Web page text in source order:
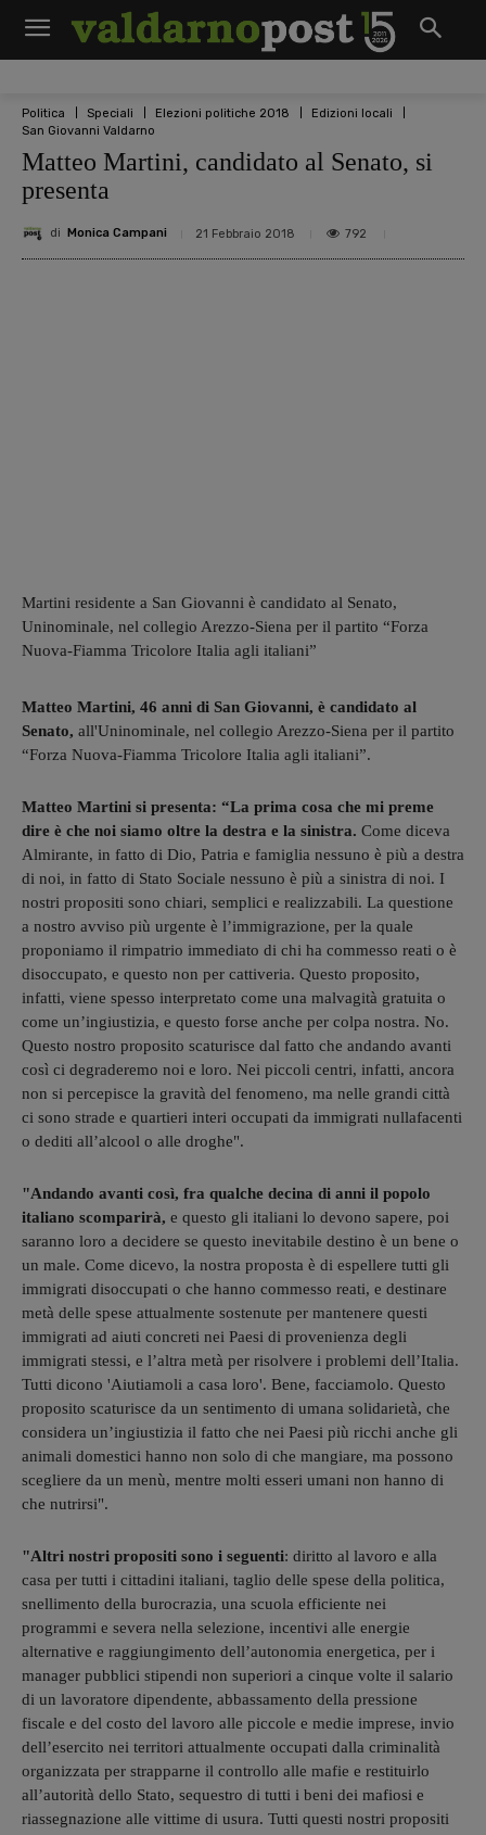
Politica Speciali Elezioni politiche 2018
Edizioni locali
San Giovanni Valdarno
Matteo Martini, candidato al Senato, si
presenta
di Monica Campani 21 Febbraio 2018 792
Martini residente a San Giovanni è candidato al Senato,
Uninominale, nel collegio Arezzo-Siena per il partito “Forza
Nuova-Fiamma Tricolore Italia agli italiani”
Matteo Martini, 46 anni di San Giovanni, è candidato al
Senato, all'Uninominale, nel collegio Arezzo-Siena per il partito
“Forza Nuova-Fiamma Tricolore Italia agli italiani”.
Matteo Martini si presenta: “La prima cosa che mi preme
dire è che noi siamo oltre la destra e la sinistra. Come diceva
Almirante, in fatto di Dio, Patria e famiglia nessuno è più a destra
di noi, in fatto di Stato Sociale nessuno è più a sinistra di noi. I
nostri propositi sono chiari, semplici e realizzabili. La questione
a nostro avviso più urgente è l’immigrazione, per la quale
proponiamo il rimpatrio immediato di chi ha commesso reati o è
disoccupato, e questo non per cattiveria. Questo proposito,
infatti, viene spesso interpretato come una malvagità gratuita o
come un’ingiustizia, e questo forse anche per colpa nostra. No.
Questo nostro proposito scaturisce dal fatto che andando avanti
così ci degraderemo noi e loro. Nei piccoli centri, infatti, ancora
non si percepisce la gravità del fenomeno, ma nelle grandi città
ci sono strade e quartieri interi occupati da immigrati nullafacenti
o dediti all’alcool o alle droghe".
"Andando avanti così, fra qualche decina di anni il popolo
italiano scomparirà, e questo gli italiani lo devono sapere, poi
saranno loro a decidere se questo inevitabile destino è un bene o
un male. Come dicevo, la nostra proposta è di espellere tutti gli
immigrati disoccupati o che hanno commesso reati, e destinare
metà delle spese attualmente sostenute per mantenere questi
immigrati ad aiuti concreti nei Paesi di provenienza degli
immigrati stessi, e l’altra metà per risolvere i problemi dell’Italia.
Tutti dicono 'Aiutiamoli a casa loro'. Bene, facciamolo. Questo
proposito scaturisce da un sentimento di umana solidarietà, che
considera un’ingiustizia il fatto che nei Paesi più ricchi anche gli
animali domestici hanno non solo di che mangiare, ma possono
scegliere da un menù, mentre molti esseri umani non hanno di
che nutrirsi".
"Altri nostri propositi sono i seguenti: diritto al lavoro e alla
casa per tutti i cittadini italiani, taglio delle spese della politica,
snellimento della burocrazia, una scuola efficiente nei
programmi e severa nella selezione, incentivi alle energie
alternative e raggiungimento dell’autonomia energetica, per i
manager pubblici stipendi non superiori a cinque volte il salario
di un lavoratore dipendente, abbassamento della pressione
fiscale e del costo del lavoro alle piccole e medie imprese, invio
dell’esercito nei territori attualmente occupati dalla criminalità
organizzata per strapparne il controllo alle mafie e restituirlo
all’autorità dello Stato, sequestro di tutti i beni dei mafiosi e
riassegnazione alle vittime di usura. Tutti questi nostri propositi